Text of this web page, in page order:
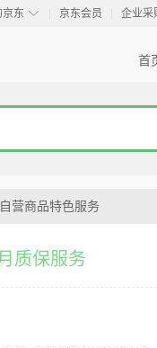
◇
京东 京东会员 企业采
首
自营商品特色服务
质保服务